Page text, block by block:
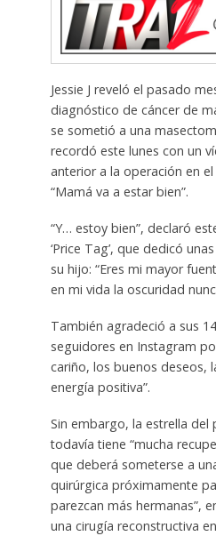
Jessie J reveló el pasado
diagnóstico de cáncer de
se sometió a una
recordó este lunes con un
anterior a la operación en
“Mamá va a estar bien”.
“Y… estoy bien”, declaró
‘Price Tag’, que dedicó
su hijo: “Eres mi mayor
en mi vida la oscuridad
También agradeció a sus
seguidores en Instagram
cariño, los buenos deseos,
energía positiva”.
Sin embargo, la estrella del
todavía tiene “mucha
que deberá someterse a
quirúrgica próximamente
parezcan más hermanas”,
una cirugía reconstructiva